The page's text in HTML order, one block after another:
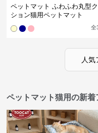
ペットマット ふわふわ丸型
ション猫用ペットマット
全
人
ペットマット猫用の新着